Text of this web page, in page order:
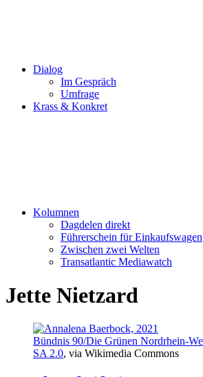
Dialog
Im Gespräch
Umfrage
Krass & Konkret
Kolumnen
Dagdelen direkt
Führerschein für Einkaufswagen
Zwischen zwei Welten
Transatlantic Mediawatch
Jette Nietzard
Bündnis 90/Die Grünen Nordrhein-
SA 2.0, via Wikimedia Commons